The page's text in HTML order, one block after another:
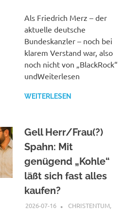
Als Friedrich Merz – der
aktuelle deutsche
Bundeskanzler – noch bei
klarem Verstand war, also
noch nicht von „BlackRock“
undWeiterlesen
WEITERLESEN
Gell Herr/Frau(?)
Spahn: Mit
genügend „Kohle“
läßt sich fast alles
kaufen?
2026-07-16 XX
CHRISTENTUM,